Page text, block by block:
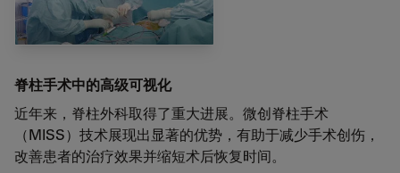
脊柱手术中的高级可视化
近年来，脊柱外科取得了重大进展。微创脊柱手术
（MISS）技术展现出显著的优势，有助于减少手术创伤，
改善患者的治疗效果并缩短术后恢复时间。